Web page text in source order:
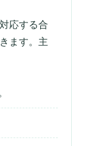
応する合
ます。主